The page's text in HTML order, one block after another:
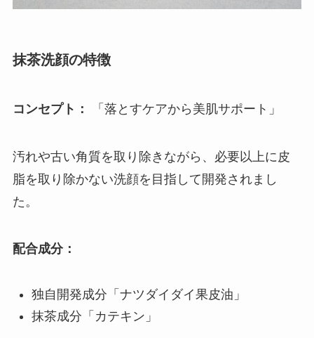
抹茶洗顔の特徴
コンセプト： 「落とすケアから美肌サポート」
汚れや古い角質を取り除きながら、必要以上に皮
脂を取り除かない洗顔を目指して開発されまし
た。
配合成分：
独自開発成分「ナツダイダイ果皮油」
抹茶成分「カテキン」